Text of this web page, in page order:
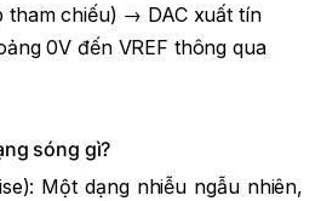
tham chiếu) → DAC xuất tín
0V đến VREF thông qua
sóng gì?
Một dạng nhiễu ngẫu nhiên,